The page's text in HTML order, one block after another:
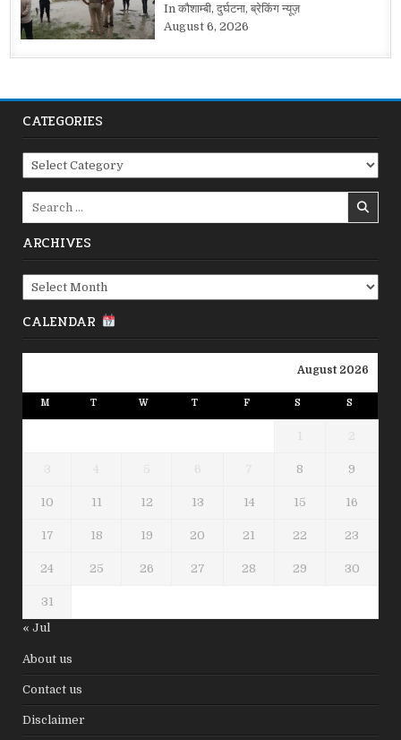
In कौशाम्बी, दुर्घटना, ब्रेकिंग न्यूज़
August 6, 2026
CATEGORIES
Categories
ARCHIVES
Archives
CALENDAR
August 2026
M T W T F S S
1 2
3 4 5 6 7 8 9
10 11 12 13 14 15 16
17 18 19 20 21 22 23
24 25 26 27 28 29 30
31
« Jul
About us
Contact us
Disclaimer